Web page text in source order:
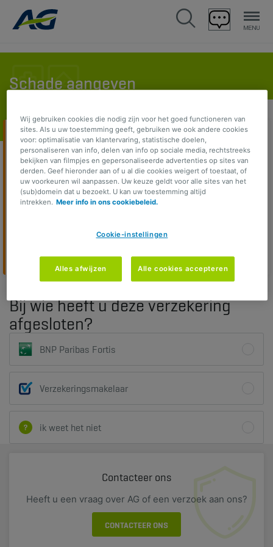
Schade aangeven
Geselecteerde product
Aansprakelijkheid van mijn
onderneming, mijn bouwbedrijf, en
mijn aansprakelijkheid als
Bij wie heeft u deze verzekering
afgesloten?
BNP Paribas Fortis
Verzekeringsmakelaar
ik weet het niet
Contacteer ons
Heeft u een vraag over AG of een verzoek aan ons?
CONTACTEER ONS
Wij gebruiken cookies die nodig zijn voor het goed functioneren van
sites. Als u uw toestemming geeft, gebruiken we ook andere cookies
voor: optimalisatie van klantervaring, statistische doelen,
personaliseren van info, delen van info op sociale media, rechtstreeks
bekijken van filmpjes en gepersonaliseerde advertenties op sites van
derden. Geef hieronder aan of u al die cookies weigert of toestaat, of
uw voorkeuren wil aanpassen. Uw keuze geldt voor alle sites van het
(sub)domein dat u bezoekt. U kan uw toestemming altijd
intrekken. Meer info in ons cookiebeleid.
Cookie-instellingen
Alles afwijzen Alle cookies accepteren